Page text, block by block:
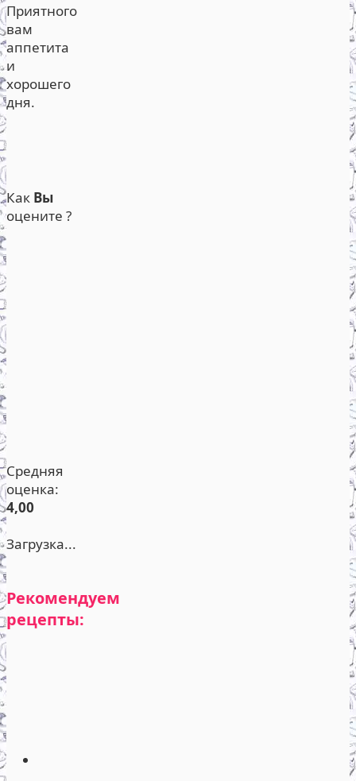
Приятного
вам
аппетита
и
хорошего
дня.
Как Вы
оцените ?
Средняя
оценка:
4,00
Загрузка...
Рекомендуем
рецепты: